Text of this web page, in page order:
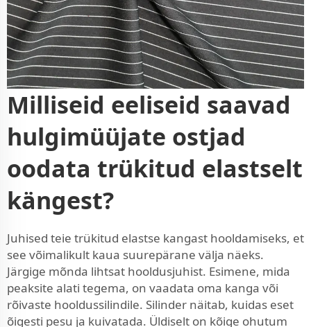
Milliseid eeliseid saavad
hulgimüüjate ostjad
oodata trükitud elastselt
kängest?
Juhised teie trükitud elastse kangast hooldamiseks, et
see võimalikult kaua suurepärane välja näeks.
Järgige mõnda lihtsat hooldusjuhist. Esimene, mida
peaksite alati tegema, on vaadata oma kanga või
rõivaste hooldussilindile. Silinder näitab, kuidas eset
õigesti pesu ja kuivatada. Üldiselt on kõige ohutum